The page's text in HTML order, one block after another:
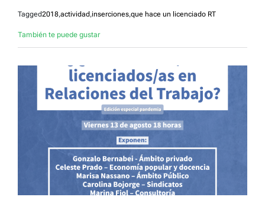
Tagged2018,actividad ,inserciones,que hace un licenciado RT
También te puede gustar